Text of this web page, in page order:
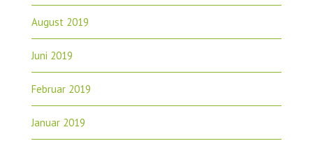
August 2019
Juni 2019
Februar 2019
Januar 2019